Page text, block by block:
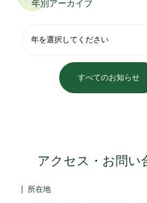
年別アーカイブ
すべてのお知らせ
アクセス・お問い
所在地